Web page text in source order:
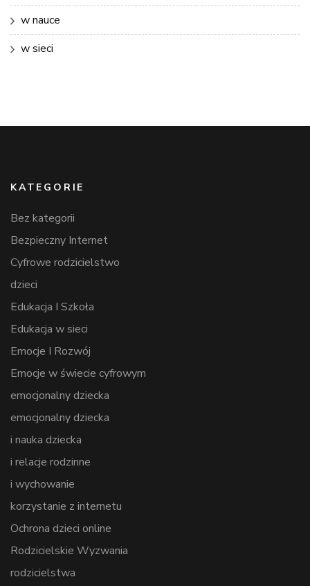
w nauce
w sieci
KATEGORIE
Bez kategorii
Bezpieczny Internet
Cyfrowe rodzicielstwo
dzieci
Edukacja I Szkoła
Edukacja w sieci
Emocje I Rozwój
Emocje w świecie cyfrowym
emocjonalny dziecka
emocjonalny dziecka
i nauka dziecka
i relacje rodzinne
i wychowanie
korzystanie z internetu
Ochrona dzieci online
Rodzicielskie Wyzwania
rodzicielstwa